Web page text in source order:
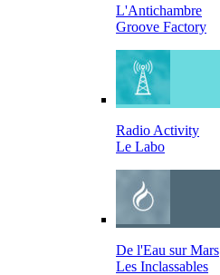
L'Antichambre
Groove Factory
Radio Activity
Le Labo
De l'Eau sur Mars
Les Inclassables